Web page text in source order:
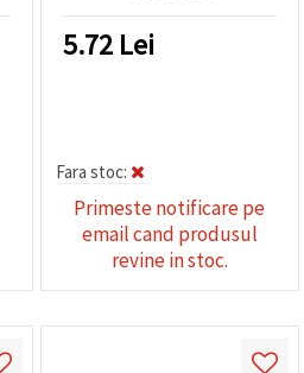
handmade, brelocuri și
proiecte DIY
5.72 Lei
Fara stoc:
Primeste notificare pe
email cand produsul
revine in stoc.